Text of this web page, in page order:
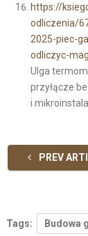
https://
odliczenia/
2025-piec-
odliczyc-
Ulga
przyłącze
i
PREV
Tags: Budowa